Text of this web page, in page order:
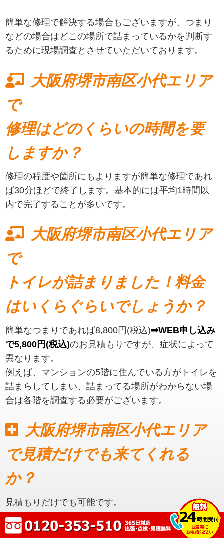
簡単な修理で解決する場合もございますが、つまり
などの場合はどこの場所で詰まっているかを判断す
るために現場調査とさせていただいております。
大阪府堺市南区小代エリア
で
修理はどのくらいの時間を要
しますか？
修理の程度や箇所にもよりますが簡単な修理であれ
ば30分ほどで終了します。基本的には平均1時間以
内で完了することが多いです。
大阪府堺市南区小代エリア
で
トイレが詰まりました！料金
はいくらぐらいでしょうか？
簡単なつまりであれば8,800円(税込)➡WEB申し込み
で5,800円(税込)のお見積もりですが、症状によって
異なります。
例えば、マンションの5階に住んでいる方がトイレを
詰まらしてしまい、詰まってる場所がわからない場
合は各階を調査する必要がございます。
大阪府堺市南区小代エリア
で見積だけでも来てくれる
か？
見積もりだけでも可能です。
初めに見積もりをご提示いたしますので、ご納得い
ただいてからの作業となります。